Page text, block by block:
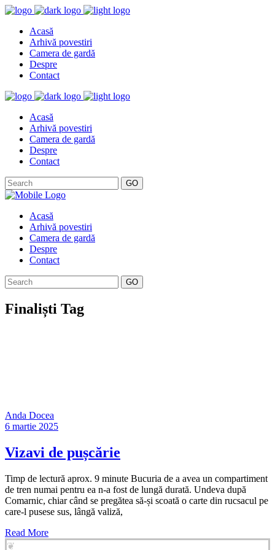
Acasă
Arhivă povestiri
Camera de gardă
Despre
Contact
Acasă
Arhivă povestiri
Camera de gardă
Despre
Contact
GO
Acasă
Arhivă povestiri
Camera de gardă
Despre
Contact
GO
Finaliști Tag
Anda Docea
6 martie 2025
Vizavi de pușcărie
Timp de lectură aprox. 9 minute Bucuria de a avea un compartiment
de tren numai pentru ea n-a fost de lungă durată. Undeva după
Comarnic, chiar când se pregătea să-și scoată o carte din rucsacul pe
care-l pusese sus, lângă valiză,
Read More
❦